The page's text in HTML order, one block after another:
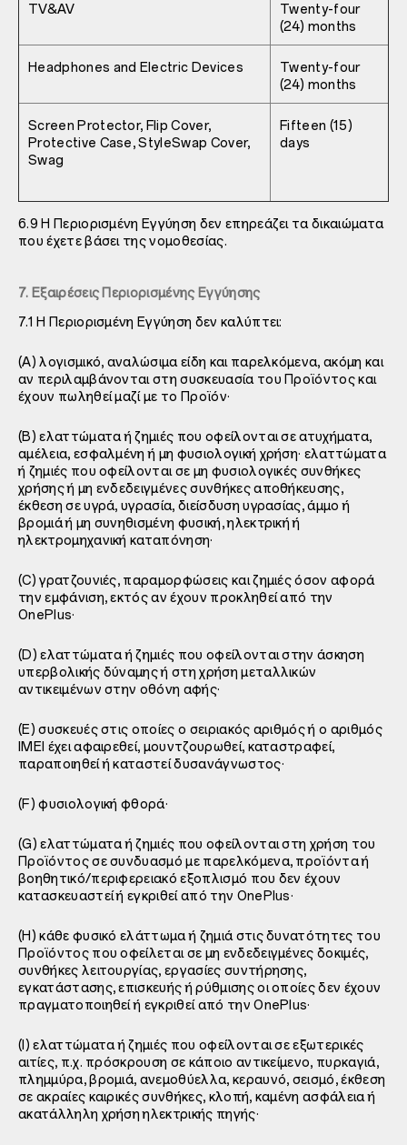
TV&AV
Twenty-four
(24) months
Headphones and Electric Devices
Twenty-four
(24) months
Screen Protector, Flip Cover,
Protective Case, StyleSwap Cover,
Swag
Fifteen (15)
days
6.9 Η Περιορισμένη Εγγύηση δεν επηρεάζει τα δικαιώματα
που έχετε βάσει της νομοθεσίας.
7. Εξαιρέσεις Περιορισμένης Εγγύησης
7.1 Η Περιορισμένη Εγγύηση δεν καλύπτει:
(A) λογισμικό, αναλώσιμα είδη και παρελκόμενα, ακόμη και
αν περιλαμβάνονται στη συσκευασία του Προϊόντος και
έχουν πωληθεί μαζί με το Προϊόν·
(B) ελαττώματα ή ζημιές που οφείλονται σε ατυχήματα,
αμέλεια, εσφαλμένη ή μη φυσιολογική χρήση· ελαττώματα
ή ζημιές που οφείλονται σε μη φυσιολογικές συνθήκες
χρήσης ή μη ενδεδειγμένες συνθήκες αποθήκευσης,
έκθεση σε υγρά, υγρασία, διείσδυση υγρασίας, άμμο ή
βρομιά ή μη συνηθισμένη φυσική, ηλεκτρική ή
ηλεκτρομηχανική καταπόνηση·
(C) γρατζουνιές, παραμορφώσεις και ζημιές όσον αφορά
την εμφάνιση, εκτός αν έχουν προκληθεί από την
OnePlus·
(D) ελαττώματα ή ζημιές που οφείλονται στην άσκηση
υπερβολικής δύναμης ή στη χρήση μεταλλικών
αντικειμένων στην οθόνη αφής·
(E) συσκευές στις οποίες ο σειριακός αριθμός ή ο αριθμός
IMEI έχει αφαιρεθεί, μουντζουρωθεί, καταστραφεί,
παραποιηθεί ή καταστεί δυσανάγνωστος·
(F) φυσιολογική φθορά·
(G) ελαττώματα ή ζημιές που οφείλονται στη χρήση του
Προϊόντος σε συνδυασμό με παρελκόμενα, προϊόντα ή
βοηθητικό/περιφερειακό εξοπλισμό που δεν έχουν
κατασκευαστεί ή εγκριθεί από την OnePlus·
(H) κάθε φυσικό ελάττωμα ή ζημιά στις δυνατότητες του
Προϊόντος που οφείλεται σε μη ενδεδειγμένες δοκιμές,
συνθήκες λειτουργίας, εργασίες συντήρησης,
εγκατάστασης, επισκευής ή ρύθμισης οι οποίες δεν έχουν
πραγματοποιηθεί ή εγκριθεί από την OnePlus·
(I) ελαττώματα ή ζημιές που οφείλονται σε εξωτερικές
αιτίες, π.χ. πρόσκρουση σε κάποιο αντικείμενο, πυρκαγιά,
πλημμύρα, βρομιά, ανεμοθύελλα, κεραυνό, σεισμό, έκθεση
σε ακραίες καιρικές συνθήκες, κλοπή, καμένη ασφάλεια ή
ακατάλληλη χρήση ηλεκτρικής πηγής·